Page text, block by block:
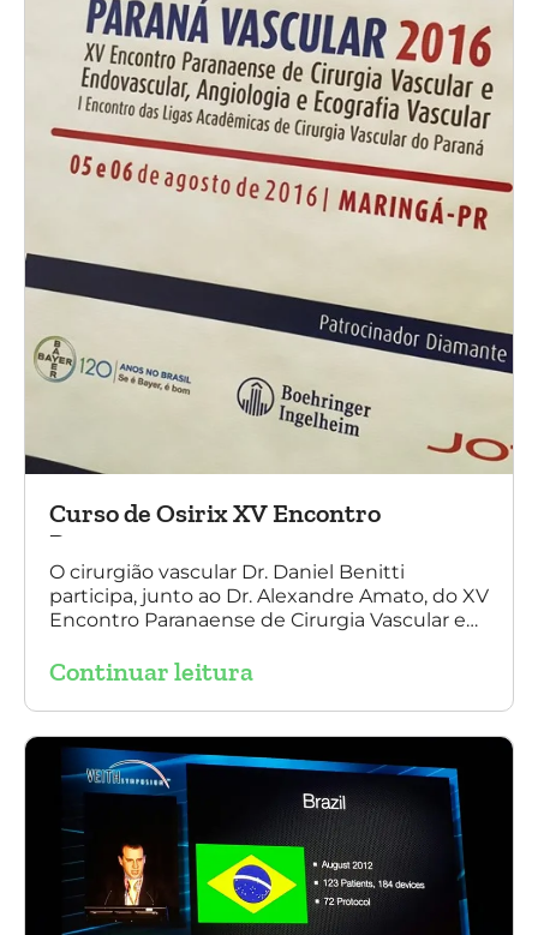
Curso de Osirix XV Encontro
Paranaense
O cirurgião vascular Dr. Daniel Benitti
participa, junto ao Dr. Alexandre Amato, do XV
Encontro Paranaense de Cirurgia Vascular e
Continuar leitura